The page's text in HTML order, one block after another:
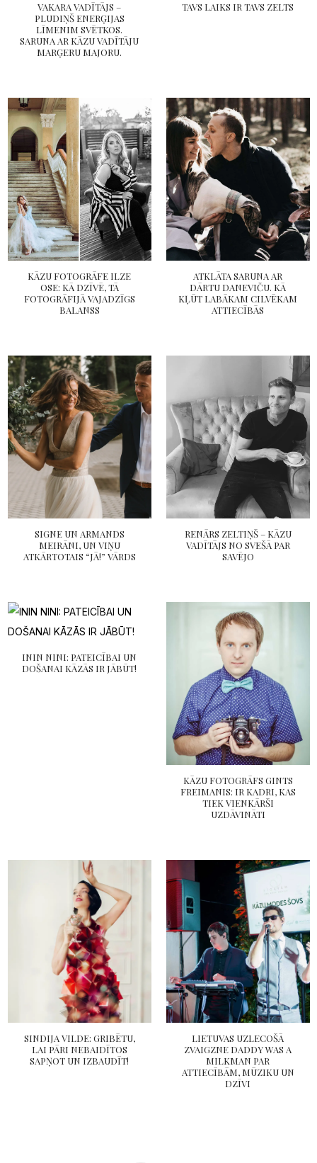
VAKARA VADĪTĀJS –
PLUDIŅŠ ENERĢIJAS
LĪMENIM SVĒTKOS.
SARUNA AR KĀZU VADĪTĀJU
MARĢERU MAJORU.
TAVS LAIKS IR TAVS ZELTS
KĀZU FOTOGRĀFE ILZE
OSE: KĀ DZĪVĒ, TĀ
FOTOGRĀFIJĀ VAJADZĪGS
BALANSS
ATKLĀTA SARUNA AR
DĀRTU DANEVIČU. KĀ
KĻŪT LABĀKAM CILVĒKAM
ATTIECĪBĀS
SIGNE UN ARMANDS
MEIRĀNI, UN VIŅU
ATKĀRTOTAIS “JĀ!” VĀRDS
RENĀRS ZELTIŅŠ – KĀZU
VADĪTĀJS NO SVEŠĀ PAR
SAVĒJO
ININ NINI: PATEICĪBAI UN
DOŠANAI KĀZĀS IR JĀBŪT!
KĀZU FOTOGRĀFS GINTS
FREIMANIS: IR KADRI, KAS
TIEK VIENKĀRŠI
UZDĀVINĀTI
SINDIJA VILDE: GRIBĒTU,
LAI PĀRI NEBAIDĪTOS
SAPŅOT UN IZBAUDĪT!
LIETUVAS UZLECOŠĀ
ZVAIGZNE DADDY WAS A
MILKMAN PAR
ATTIECĪBĀM, MŪZIKU UN
DZĪVI